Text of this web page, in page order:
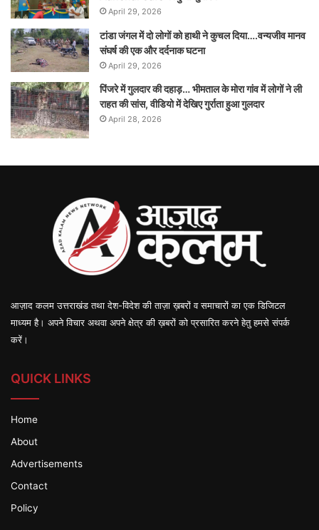
April 29, 2026
टांडा जंगल में दो लोगों को हाथी ने कुचल दिया….वन्यजीव मानव
संघर्ष की एक और दर्दनाक घटना
April 29, 2026
पिंजरे में गुलदार की दहाड़… भीमताल के मोरा गांव में लोगों ने ली
राहत की सांस, वीडियो में देखिए गुर्राता हुआ गुलदार
April 28, 2026
आज़ाद कलम उत्तराखंड तथा देश-विदेश की ताज़ा ख़बरों व समाचारों का एक डिजिटल
माध्यम है। अपने विचार अथवा अपने क्षेत्र की ख़बरों को प्रसारित करने हेतु हमसे संपर्क
करें।
QUICK LINKS
Home
About
Advertisements
Contact
Policy